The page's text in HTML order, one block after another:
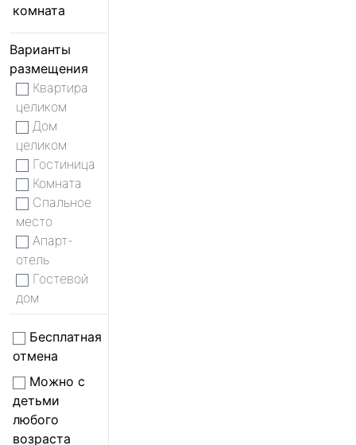
комната
Варианты
размещения
Квартира
целиком
Дом
целиком
Гостиница
Комната
Спальное
место
Апарт-
отель
Гостевой
дом
Бесплатная
отмена
Можно с
детьми
любого
возраста